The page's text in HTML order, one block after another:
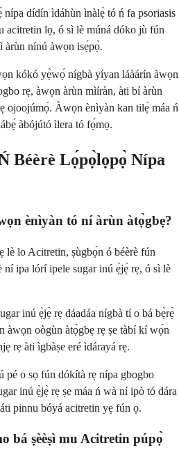
dídín ìdáhùn ìnàlẹ̀ tó ń fa psoriasis
acitretin lọ, ó sì lè múná dóko jù fún
àrùn nínú àwọn isẹ́pọ̀.
kókó yẹ̀wọ́ nígbà yíyan láàárín àwọn
rẹ, àwọn àrùn mìíràn, àti bí àrùn
ojoojúmọ́. Àwọn ènìyàn kan tilẹ̀ máa ń
àbójútó ìlera tó fọ́mọ.
Béèrè Lọ́pọ̀lọpọ̀ Nípa
ènìyàn tó ní àrùn àtọ̀gbẹ?
lè lo Acitretin, ṣùgbọ́n ó béèrè fún
ipa lórí ipele sugar inú ẹ̀jẹ̀ rẹ, ó sì lè
inú ẹ̀jẹ̀ rẹ dáadáa nígbà tí o bá bẹ̀rẹ̀
àwọn oògùn àtọ̀gbẹ rẹ ṣe tàbí kí wọ́n
rẹ àti ìgbàṣe eré ìdárayá rẹ.
pé o sọ fún dókítà rẹ nípa gbogbo
inú ẹ̀jẹ̀ rẹ ṣe máa ń wà ní ipò tó dára
pinnu bóyá acitretin yẹ fún ọ.
bá ṣèèṣì mu Acitretin púpọ̀